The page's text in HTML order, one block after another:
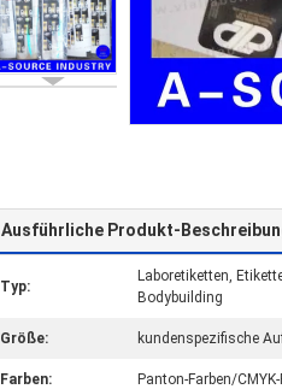
Ausführliche Produkt-
Typ:
Laboretiketten,
Bodybuilding
Größe: kundenspezifische
Farben: Panton-Farben/